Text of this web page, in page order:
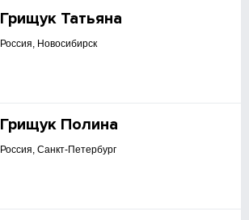
Грищук Татьяна
Россия, Новосибирск
Грищук Полина
Россия, Санкт-Петербург